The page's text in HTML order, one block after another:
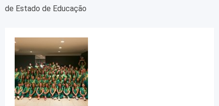
de Estado de Educação